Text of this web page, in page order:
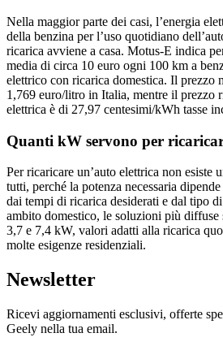
Nella maggior parte dei casi, l’energia
della benzina per l’uso quotidiano
ricarica avviene a casa. Motus-E indica
media di circa 10 euro ogni 100 km a
elettrico con ricarica domestica. Il prezzo
1,769 euro/litro in Italia, mentre il prezzo
elettrica è di 27,97 centesimi/kWh tasse
Quanti kW servono per
Per ricaricare un’auto elettrica non esiste
tutti, perché la potenza necessaria
dai tempi di ricarica desiderati e dal tipo
ambito domestico, le soluzioni più diffuse
3,7 e 7,4 kW, valori adatti alla ricarica
molte esigenze residenziali.
Newsletter
Ricevi aggiornamenti esclusivi, offerte
Geely nella tua email.